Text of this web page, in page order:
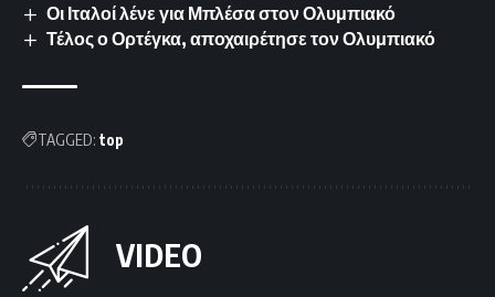
Οι Ιταλοί λένε για Μπλέσα στον Ολυμπιακό
Τέλος ο Ορτέγκα, αποχαιρέτησε τον Ολυμπιακό
TAGGED: top
VIDEO